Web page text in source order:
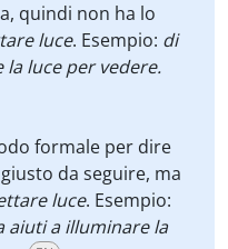
quindi non ha lo
luce. Esempio: di
la luce per vedere.
formale per dire
da seguire, ma
luce. Esempio:
aiuti a illuminare la